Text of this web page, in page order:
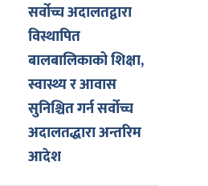
सर्वोच्च अदालतद्वारा
विस्थापित
बालबालिकाको शिक्षा,
स्वास्थ्य र आवास
सुनिश्चित गर्न सर्वोच्च
अदालतद्धारा अन्तरिम
आदेश